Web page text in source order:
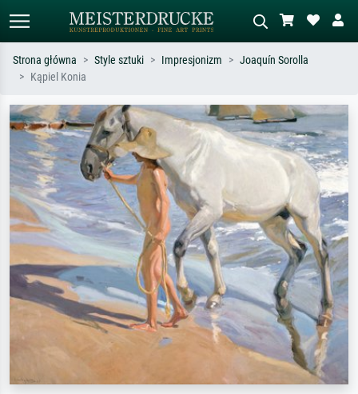
Szukaj wg artysty, tytułu lub stylu – np.
Monet, Gwiaździsta noc,
impresjonizm, fala Hokusaia, akt.
Opisz scenę – np. zielona łąka,
abstrakcja z czerwienią, ciemny olej,
stojący akt obok drzewa.
Strona główna Style sztuki Impresjonizm
Joaquín Sorolla
Kąpiel Konia